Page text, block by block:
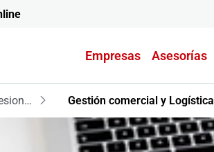
Empresas Asesorías
Readaptación profesional Gestión comercial y Logística